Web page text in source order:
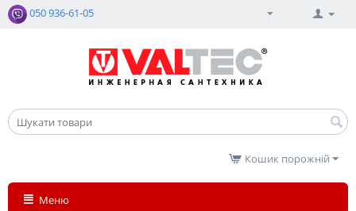
050 936-61-05
Кошик порожній
Меню